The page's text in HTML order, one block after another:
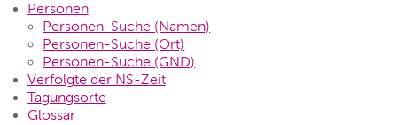
Personen
Personen-Suche (Namen)
Personen-Suche (Ort)
Personen-Suche (GND)
Verfolgte der NS-Zeit
Tagungsorte
Glossar